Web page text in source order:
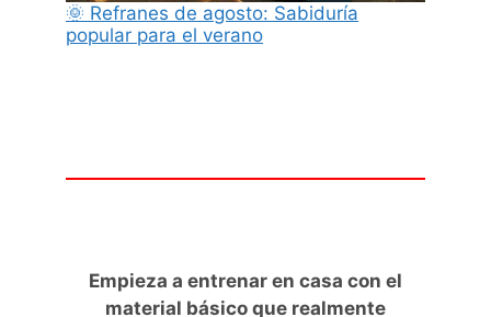
🌞 Refranes de agosto: Sabiduría
popular para el verano
Empieza a entrenar en casa con el
material básico que realmente